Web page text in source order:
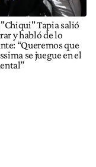
Tapia salió
y habló de lo
“Queremos que
se juegue en el